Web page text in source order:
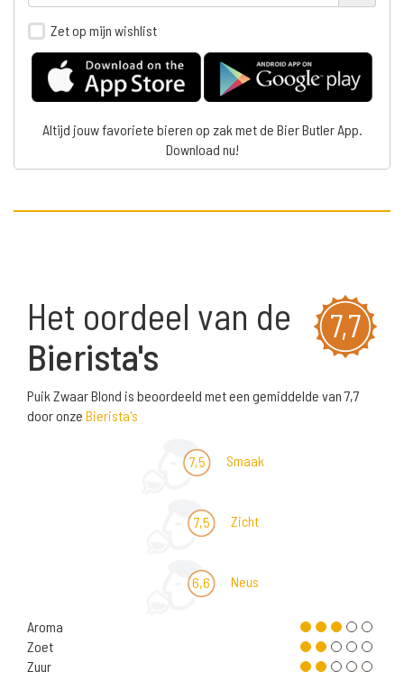
Zet op mijn wishlist
Altijd jouw favoriete bieren op zak met de Bier Butler App.
Download nu!
7,7
Het oordeel van de
Bierista's
Puik Zwaar Blond is beoordeeld met een gemiddelde van 7,7
door onze Bierista's
7,5 Smaak
7,5 Zicht
6,6 Neus
Aroma
Zoet
Zuur